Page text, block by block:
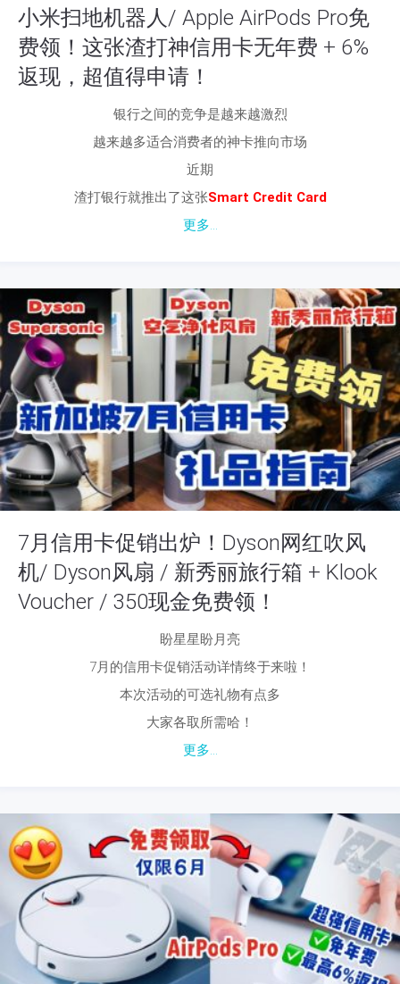
小米扫地机器人/ Apple AirPods Pro免
费领！这张渣打神信用卡无年费 + 6%
返现，超值得申请！
银行之间的竞争是越来越激烈
越来越多适合消费者的神卡推向市场
近期
渣打银行就推出了这张Smart Credit Card
更多...
7月信用卡促销出炉！Dyson网红吹风
机/ Dyson风扇 / 新秀丽旅行箱 + Klook
Voucher / 350现金免费领！
盼星星盼月亮
7月的信用卡促销活动详情终于来啦！
本次活动的可选礼物有点多
大家各取所需哈！
更多...